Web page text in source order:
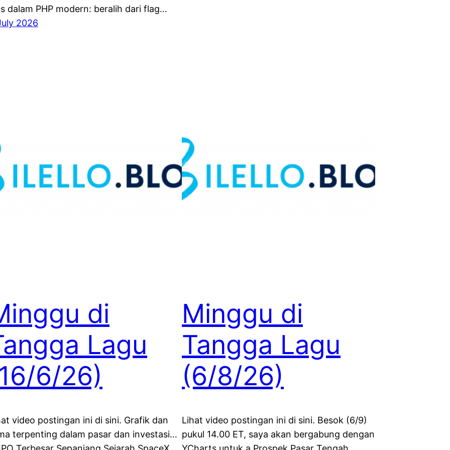
dalam PHP modern: beralih dari flag…
2026
di
Lagu
6/26)
video postingan ini di sini. Grafik dan
terpenting dalam pasar dan investasi…
Minggu di
Tangga Lagu
(6/8/26)
Lihat video postingan ini di sini. Besok (6/9)
pukul 14.00 ET, saya akan bergabung dengan